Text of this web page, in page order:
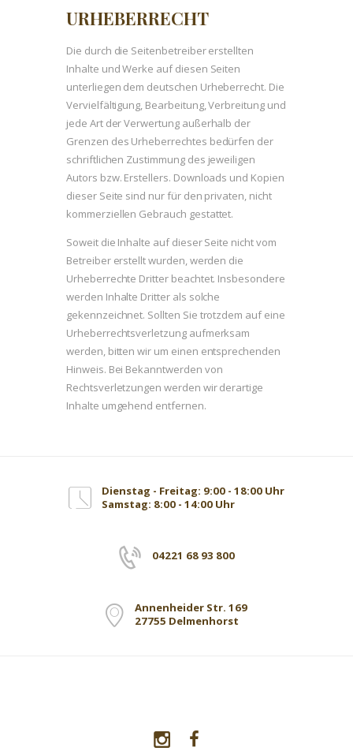
URHEBERRECHT
Die durch die Seitenbetreiber erstellten
Inhalte und Werke auf diesen Seiten
unterliegen dem deutschen Urheberrecht. Die
Vervielfältigung, Bearbeitung, Verbreitung und
jede Art der Verwertung außerhalb der
Grenzen des Urheberrechtes bedürfen der
schriftlichen Zustimmung des jeweiligen
Autors bzw. Erstellers. Downloads und Kopien
dieser Seite sind nur für den privaten, nicht
kommerziellen Gebrauch gestattet.
Soweit die Inhalte auf dieser Seite nicht vom
Betreiber erstellt wurden, werden die
Urheberrechte Dritter beachtet. Insbesondere
werden Inhalte Dritter als solche
gekennzeichnet. Sollten Sie trotzdem auf eine
Urheberrechtsverletzung aufmerksam
werden, bitten wir um einen entsprechenden
Hinweis. Bei Bekanntwerden von
Rechtsverletzungen werden wir derartige
Inhalte umgehend entfernen.
Dienstag - Freitag: 9:00 - 18:00 Uhr
Samstag: 8:00 - 14:00 Uhr
04221 68 93 800
Annenheider Str. 169
27755 Delmenhorst